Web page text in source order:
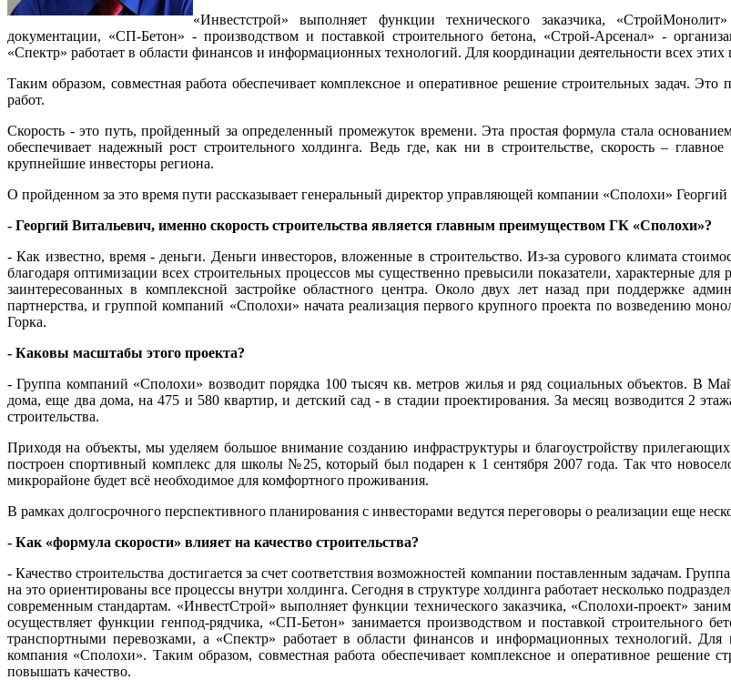
«Инвестстрой» выполняет функции технического заказчика,
документации, «СП-Бетон» - производством и поставкой строительного бетона, «Строй-Арсенал» -
«Спектр» работает в области финансов и информационных технологий. Для координации деятельности всех
Таким образом, совместная работа обеспечивает комплексное и оперативное решение строительных задач.
работ.
Скорость - это путь, пройденный за определенный промежуток времени. Эта простая формула стала
обеспечивает надежный рост строительного холдинга. Ведь где, как ни в строительстве, скорость –
крупнейшие инвесторы региона.
О пройденном за это время пути рассказывает генеральный директор управляющей компании «Сполохи» Георгий
- Георгий Витальевич, именно скорость строительства является главным преимуществом ГК «Сполохи»?
- Как известно, время - деньги. Деньги инвесторов, вложенные в строительство. Из-за сурового климата
благодаря оптимизации всех строительных процессов мы существенно превысили показатели, характерные
заинтересованных в комплексной застройке областного центра. Около двух лет назад при поддержке
партнерства, и группой компаний «Сполохи» начата реализация первого крупного проекта по возведению
Горка.
- Каковы масштабы этого проекта?
- Группа компаний «Сполохи» возводит порядка 100 тысяч кв. метров жилья и ряд социальных объектов. В
дома, еще два дома, на 475 и 580 квартир, и детский сад - в стадии проектирования. За месяц возводится 2
строительства.
Приходя на объекты, мы уделяем большое внимание созданию инфраструктуры и благоустройству
построен спортивный комплекс для школы №25, который был подарен к 1 сентября 2007 года. Так что
микрорайоне будет всё необходимое для комфортного проживания.
В рамках долгосрочного перспективного планирования с инвесторами ведутся переговоры о реализации еще
- Как «формула скорости» влияет на качество строительства?
- Качество строительства достигается за счет соответствия возможностей компании поставленным задачам.
на это ориентированы все процессы внутри холдинга. Сегодня в структуре холдинга работает несколько
современным стандартам. «ИнвестСтрой» выполняет функции технического заказчика, «Сполохи-проект»
осуществляет функции генпод-рядчика, «СП-Бетон» занимается производством и поставкой строительного
транспортными перевозками, а «Спектр» работает в области финансов и информационных технологий. Для
компания «Сполохи». Таким образом, совместная работа обеспечивает комплексное и оперативное решение
повышать качество.